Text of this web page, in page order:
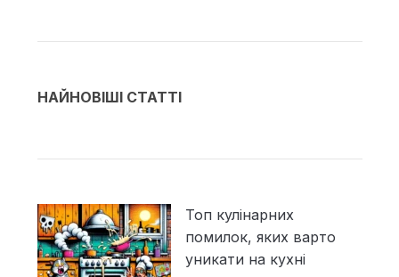
НАЙНОВІШІ СТАТТІ
Топ кулінарних
помилок, яких варто
уникати на кухні